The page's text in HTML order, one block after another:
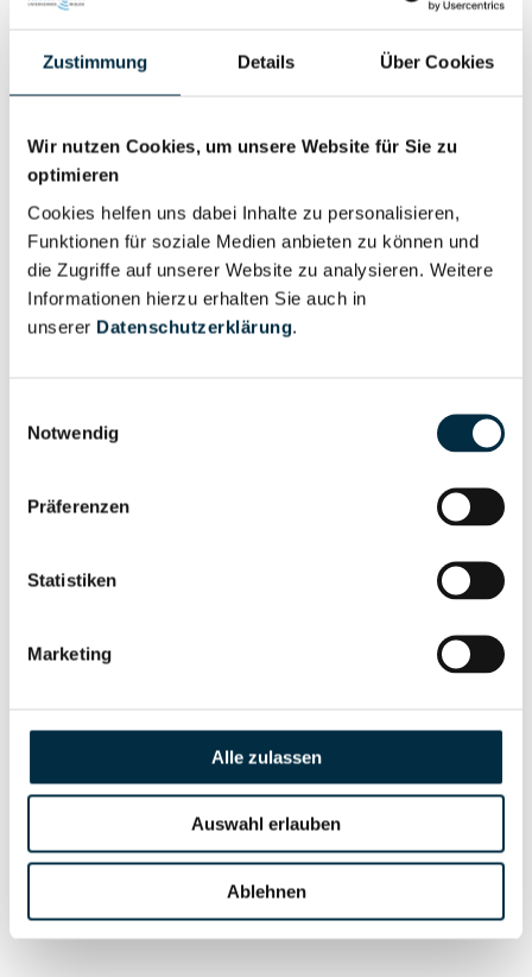
Zustimmung Details Über Cookies
Wir nutzen Cookies, um unsere Website für Sie zu
optimieren
Cookies helfen uns dabei Inhalte zu personalisieren,
Funktionen für soziale Medien anbieten zu können und
die Zugriffe auf unserer Website zu analysieren. Weitere
Informationen hierzu erhalten Sie auch in
unserer Datenschutzerklärung.
Notwendig
Präferenzen
Statistiken
Marketing
Alle zulassen
Auswahl erlauben
Ablehnen
Personen im Unternehmen
Wirtschaftlich
Berechtigter
Vollständiges
Unternehmensprofil
anfragen
Vollständiges
Unternehmensprofil
Vollständiges
Unternehmensprofil
Berechtigten Pfad
Vollständiges
Unternehmensprofil
anfragen
Risikoinformationen